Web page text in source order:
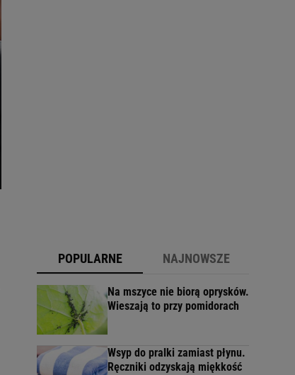
POPULARNE NAJNOWSZE
Na mszyce nie biorą oprysków.
Wieszają to przy pomidorach
Wsyp do pralki zamiast płynu.
Ręczniki odzyskają miękkość